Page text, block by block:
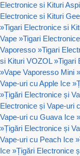
Electronice si Kituri
Electronice si Kituri
»Tigari Electronice si
Vape »Tigari
Vaporesso »Tigari
si Kituri VOZOL »Tigari
»Vape Vaporesso Mini »
Vape-uri cu Apple Ice »
»Țigări Electronice și
Electronice și Vape-uri
Vape-uri cu Guava Ice »
»Țigări Electronice și
Vape-uri cu Peach Ice »
Ice »Țigări Electronice